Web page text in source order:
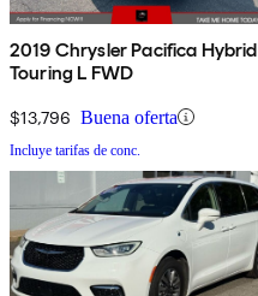
2019 Chrysler Pacifica Hybrid
Touring L FWD
$13,796 Buena oferta
Incluye tarifas de conc.